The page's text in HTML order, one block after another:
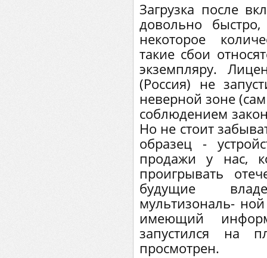
Загрузка после
довольно
некоторое
такие сбои
экземпляру.
(Россия) не
неверной зоне
соблюдением
Но не стоит
образец -
продажи у нас,
проигрывать
будущие
мультизональ-
имеющий
запустился на
просмотрен.